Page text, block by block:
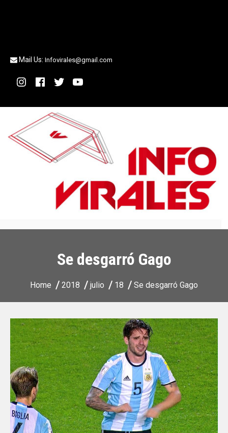
Mail Us: Infovirales@gmail.com
Se desgarró Gago
Home 2018 julio 18 Se desgarró Gago